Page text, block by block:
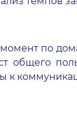
по
общего
к